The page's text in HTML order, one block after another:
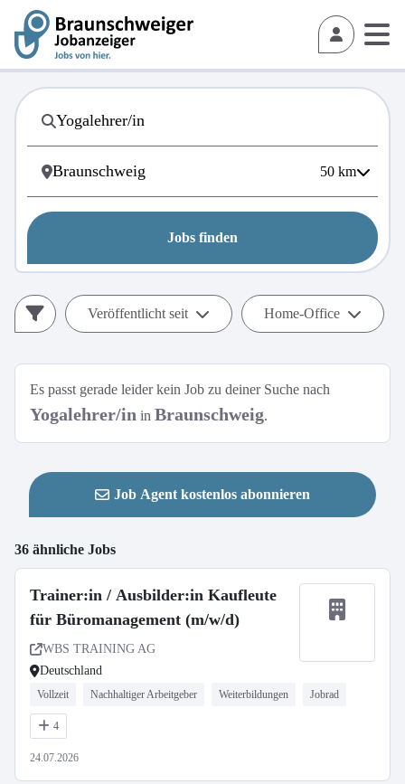
50 km
Jobs finden
Veröffentlicht seit Home-Office
Es passt gerade leider kein Job zu deiner Suche nach
Yogalehrer/in in Braunschweig.
Job Agent kostenlos abonnieren
36 ähnliche Jobs
Trainer:in / Ausbilder:in Kaufleute
für Büromanagement (m/w/d)
WBS TRAINING AG
Deutschland
Vollzeit Nachhaltiger Arbeitgeber Weiterbildungen Jobrad
4
24.07.2026